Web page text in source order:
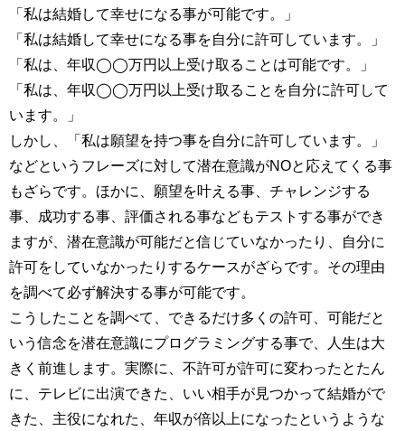
「私は結婚して幸せになる事が可能です。」
「私は結婚して幸せになる事を自分に許可しています。」
「私は、年収◯◯万円以上受け取ることは可能です。」
「私は、年収◯◯万円以上受け取ることを自分に許可して
います。」
しかし、「私は願望を持つ事を自分に許可しています。」
などというフレーズに対して潜在意識がNOと応えてくる事
もざらです。ほかに、願望を叶える事、チャレンジする
事、成功する事、評価される事などもテストする事ができ
ますが、潜在意識が可能だと信じていなかったり、自分に
許可をしていなかったりするケースがざらです。その理由
を調べて必ず解決する事が可能です。
こうしたことを調べて、できるだけ多くの許可、可能だと
いう信念を潜在意識にプログラミングする事で、人生は大
きく前進します。実際に、不許可が許可に変わったとたん
に、テレビに出演できた、いい相手が見つかって結婚がで
きた、主役になれた、年収が倍以上になったというような